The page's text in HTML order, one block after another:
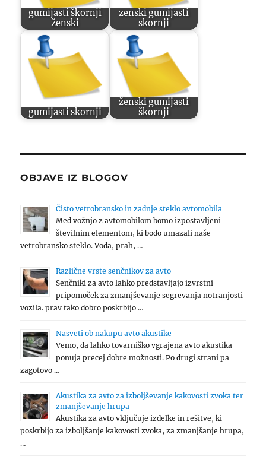
gumijasti škornji
ženski
zenski gumijasti
skornji
gumijasti skornji
ženski gumijasti
škornji
OBJAVE IZ BLOGOV
Čisto vetrobransko in zadnje steklo avtomobila
Med vožnjo z avtomobilom bomo izpostavljeni
številnim elementom, ki bodo umazali naše
vetrobransko steklo. Voda, prah, …
Različne vrste senčnikov za avto
Senčniki za avto lahko predstavljajo izvrstni
pripomoček za zmanjševanje segrevanja notranjosti
vozila. prav tako dobro poskrbijo …
Nasveti ob nakupu avto akustike
Vemo, da lahko tovarniško vgrajena avto akustika
ponuja precej dobre možnosti. Po drugi strani pa
zagotovo …
Akustika za avto za izboljševanje kakovosti zvoka ter
zmanjševanje hrupa
Akustika za avto vključuje izdelke in rešitve, ki
poskrbijo za izboljšanje kakovosti zvoka, za zmanjšanje hrupa,
…